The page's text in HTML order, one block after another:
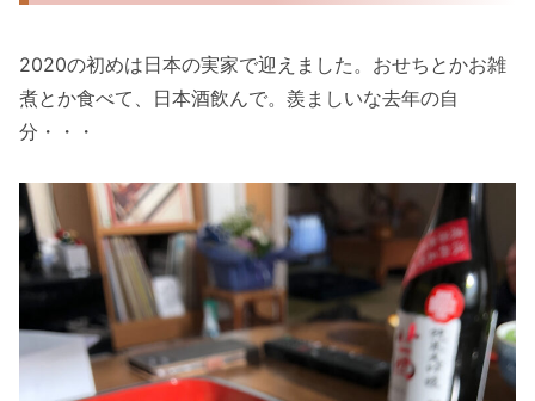
2020の初めは日本の実家で迎えました。おせちとかお雑
煮とか食べて、日本酒飲んで。羨ましいな去年の自
分・・・